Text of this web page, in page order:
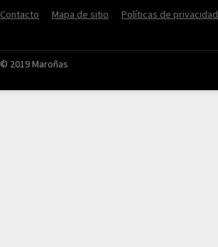
Contacto Mapa de sitio Políticas de privacidad
© 2019 Maroñas